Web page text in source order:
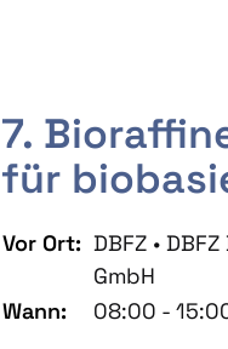
7.
für
Vor Ort: DBFZ •
GmbH
Wann:
08:00 -